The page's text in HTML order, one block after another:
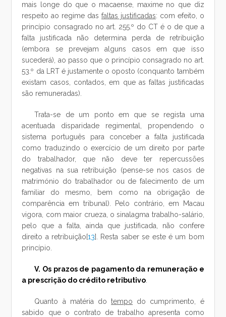
mais longe do que o macaense, maxime no que diz
respeito ao regime das faltas justificadas: com efeito, o
princípio consagrado no art. 255.º do CT é o de que a
falta justificada não determina perda de retribuição
(embora se prevejam alguns casos em que isso
sucederá), ao passo que o princípio consagrado no art.
53.º da LRT é justamente o oposto (conquanto também
existam casos, contados, em que as faltas justificadas
são remuneradas).
Trata-se de um ponto em que se regista uma
acentuada disparidade regimental, propendendo o
sistema português para conceber a falta justificada
como traduzindo o exercício de um direito por parte
do trabalhador, que não deve ter repercussões
negativas na sua retribuição (pense-se nos casos de
matrimónio do trabalhador ou de falecimento de um
familiar do mesmo, bem como na obrigação de
comparência em tribunal). Pelo contrário, em Macau
vigora, com maior crueza, o sinalagma trabalho-salário,
pelo que a falta, ainda que justificada, não confere
direito a retribuição[13]. Resta saber se este é um bom
princípio.
V. Os prazos de pagamento da remuneração e
a prescrição do crédito retributivo
Quanto à matéria dotempo do cumprimento, é
sabido que o contrato de trabalho apresenta como